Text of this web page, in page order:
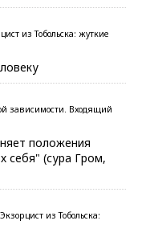
из Тобольска: жуткие
зависимости. Входящий
положения
себя" (сура Гром,
Экзорцист из Тобольска: